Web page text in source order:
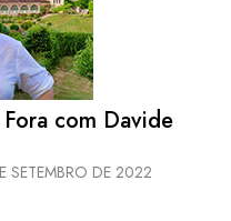
com Davide
SETEMBRO DE 2022